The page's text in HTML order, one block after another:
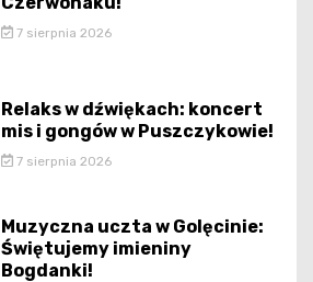
7 sierpnia 2026
Relaks w dźwiękach: koncert
mis i gongów w Puszczykowie!
7 sierpnia 2026
Muzyczna uczta w Golęcinie:
Świętujemy imieniny
Bogdanki!